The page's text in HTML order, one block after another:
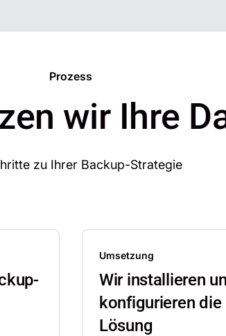
Prozess
wir Ihre
zu Ihrer Backup-Strategie
Umsetzung
Wir installieren
konfigurieren die
Lösung